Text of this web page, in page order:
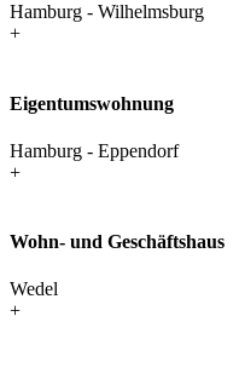
Hamburg - Wilhelmsburg
+
Eigentums­wohnung
Hamburg - Eppendorf
+
Wohn- und Geschäftshaus
Wedel
+